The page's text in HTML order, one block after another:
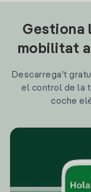
Gestiona
mobilitat
Descarrega't
el control de la
coche